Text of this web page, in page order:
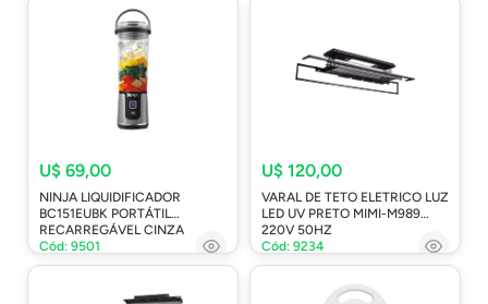
U$ 69,00
NINJA LIQUIDIFICADOR
BC151EUBK PORTÁTIL
RECARREGÁVEL CINZA
Cód: 9501
U$ 120,00
VARAL DE TETO ELETRICO LUZ
LED UV PRETO MIMI-M989
220V 50HZ
Cód: 9234